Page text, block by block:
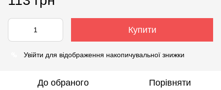
Купити
Увійти для відображення накопичувальної знижки
До обраного Порівняти